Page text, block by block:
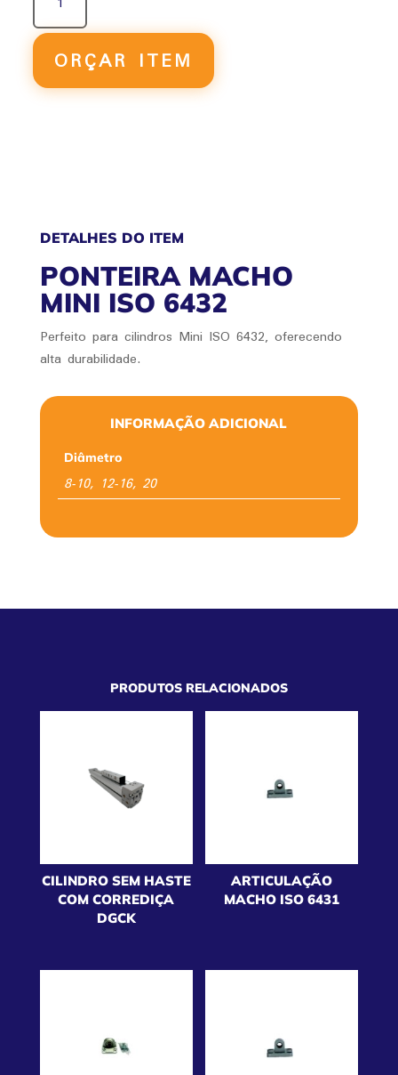
MACHO
MINI
ISO
6432
QUANTIDADE
ORÇAR ITEM
DETALHES DO ITEM
PONTEIRA MACHO
MINI ISO 6432
Perfeito para cilindros Mini ISO 6432, oferecendo
alta durabilidade.
INFORMAÇÃO ADICIONAL
Diâmetro
8-10, 12-16, 20
PRODUTOS RELACIONADOS
CILINDRO SEM HASTE
COM CORREDIÇA
DGCK
ARTICULAÇÃO
MACHO ISO 6431